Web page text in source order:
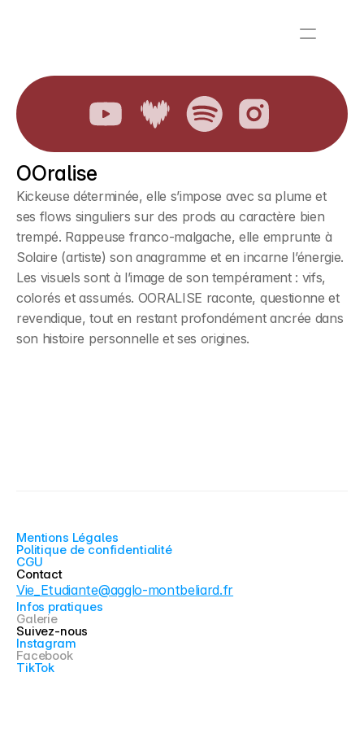
OOralise
Kickeuse déterminée, elle s’impose avec sa plume et
ses flows singuliers sur des prods au caractère bien
trempé. Rappeuse franco-malgache, elle emprunte à
Solaire (artiste) son anagramme et en incarne l’énergie.
Les visuels sont à l’image de son tempérament : vifs,
colorés et assumés. OORALISE raconte, questionne et
revendique, tout en restant profondément ancrée dans
son histoire personnelle et ses origines.
Mentions Légales
Politique de confidentialité
CGU
Contact
Vie_Etudiante@agglo-montbeliard.fr
Infos pratiques
Galerie
Suivez-nous
Instagram
Facebook
TikTok